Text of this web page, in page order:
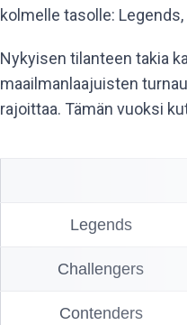
kolmelle tasolle:
Nykyisen tilanteen takia
maailmanlaajuisten
rajoittaa. Tämän vuoksi
Legends
Challengers
Contenders